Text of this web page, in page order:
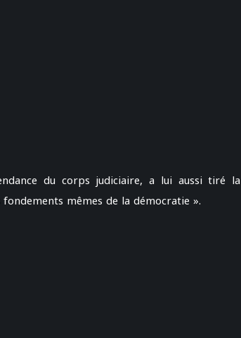
du corps judiciaire, a lui aussi tiré la
mêmes de la démocratie ».